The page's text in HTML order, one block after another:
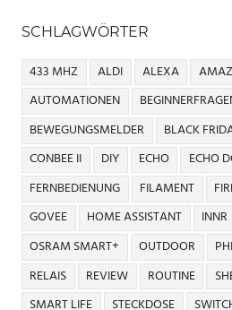
SCHLAGWÖRTER
433 MHZ ALDI ALEXA
AUTOMATIONEN
BEWEGUNGSMELDER
BLACK
CONBEE II
DIY ECHO ECHO
FERNBEDIENUNG
FILAMENT
GOVEE
HOME ASSISTANT INNR
OSRAM SMART+
OUTDOOR
RELAIS
REVIEW ROUTINE
SMART LIFE
STECKDOSE